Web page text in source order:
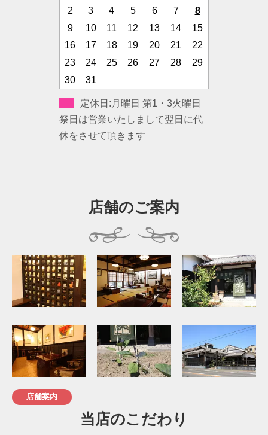
2
3 4 5 6 7
8
9
10 11 12 13 14
15
16
17 18 19 20 21
22
23
24 25 26 27 28
29
30
31
定休日:月曜日 第1・3火曜日
祭日は営業いたしまして翌日に代
休をさせて頂きます
店舗のご案内
店舗案内
当店のこだわり